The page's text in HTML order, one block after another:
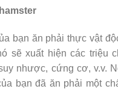
bạn ăn phải thực vật
sẽ xuất hiện các triệu
nhược, cứng cơ, v.v.
bạn đã ăn phải một